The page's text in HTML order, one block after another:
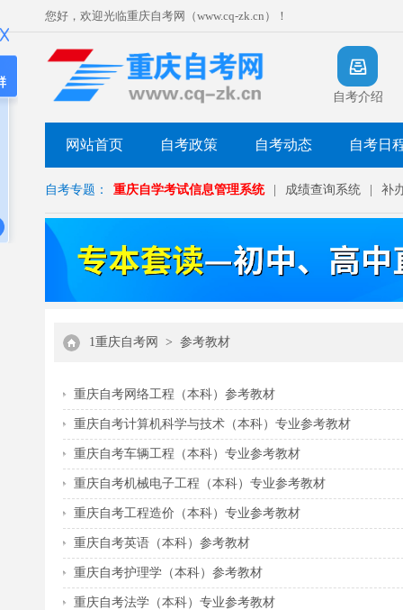
您好，欢迎光临重庆自考网（www.cq-zk.cn）！
自考介绍
网站首页 自考政策 自考动态 自考日
自考专题： 重庆自学考试信息管理系统 成绩查询系统 补
1重庆自考网 > 参考教材
重庆自考网络工程（本科）参考教材
重庆自考计算机科学与技术（本科）专业参考教材
重庆自考车辆工程（本科）专业参考教材
重庆自考机械电子工程（本科）专业参考教材
重庆自考工程造价（本科）专业参考教材
重庆自考英语（本科）参考教材
重庆自考护理学（本科）参考教材
重庆自考法学（本科）专业参考教材